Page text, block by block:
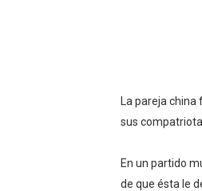
La pareja
sus
En un partido
de que ésta le